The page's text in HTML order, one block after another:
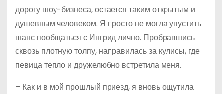
дорогу шоу-бизнеса, остается таким открытым и
душевным человеком. Я просто не могла упустить
шанс пообщаться с Ингрид лично. Пробравшись
сквозь плотную толпу, направилась за кулисы, где
певица тепло и дружелюбно встретила меня.
– Как и в мой прошлый приезд, я вновь ощутила